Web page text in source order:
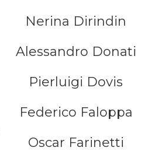
Nerina Dirindin
Alessandro Donati
Pierluigi Dovis
Federico Faloppa
Oscar Farinetti